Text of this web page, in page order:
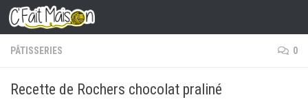
Skip to content
PÂTISSERIES 0
Recette de Rochers chocolat praliné